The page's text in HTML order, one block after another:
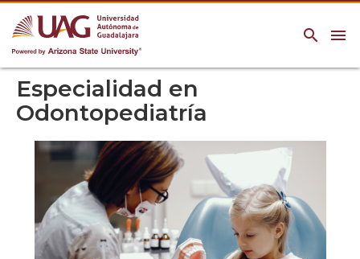
menu
search
Especialidad en
Odontopediatría